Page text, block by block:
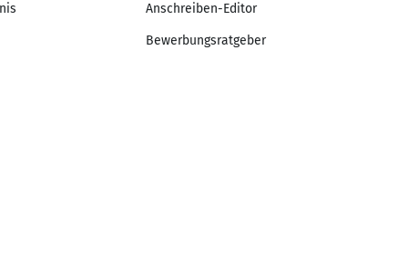
Anschreiben-Editor
Bewerbungsratgeber